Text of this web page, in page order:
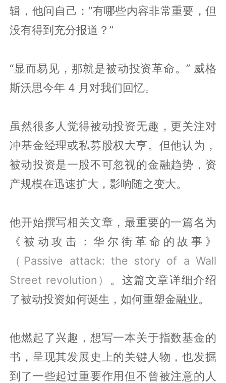
辑，他问自己：“有哪些内容非常重要，但
没有得到充分报道？”
“显而易见，那就是被动投资革命。” 威格
斯沃思今年 4 月对我们回忆。
虽然很多人觉得被动投资无趣，更关注对
冲基金经理或私募股权大亨。但他认为，
被动投资是一股不可忽视的金融趋势，资
产规模在迅速扩大，影响随之变大。
他开始撰写相关文章，最重要的一篇名为
《被动攻击：华尔街革命的故事》
（Passive attack: the story of a Wall
Street revolution） 。这篇文章详细介绍
了被动投资如何诞生，如何重塑金融业。
他燃起了兴趣，想写一本关于指数基金的
书，呈现其发展史上的关键人物，也发掘
到了一些起过重要作用但不曾被注意的人